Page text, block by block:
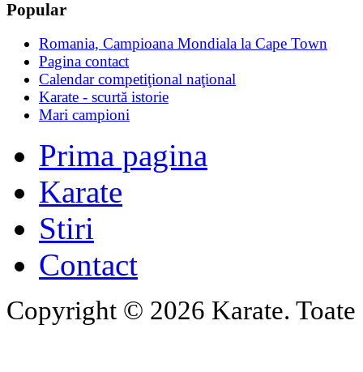
Popular
Romania, Campioana Mondiala la Cape Town
Pagina contact
Calendar competiţional naţional
Karate - scurtă istorie
Mari campioni
Prima pagina
Karate
Stiri
Contact
Copyright © 2026 Karate.